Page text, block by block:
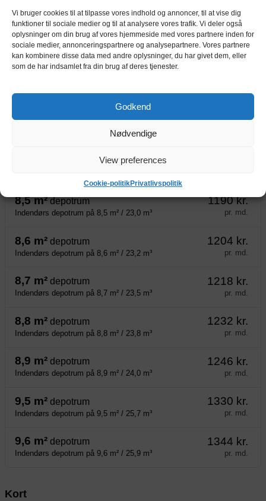
Vi bruger cookies til at tilpasse vores indhold og annoncer, til at vise dig
funktioner til sociale medier og til at analysere vores trafik. Vi deler også
oplysninger om din brug af vores hjemmeside med vores partnere inden for
sociale medier, annonceringspartnere og analysepartnere. Vores partnere
kan kombinere disse data med andre oplysninger, du har givet dem, eller
som de har indsamlet fra din brug af deres tjenester.
Godkend
Nødvendige
View preferences
Cookie-politikPrivatlivspolitik
Indendørs depotrum på 7,8 m² / 21,1 m³ pr. md.
7,9 m² depotrum
Indendørs depotrum på 7,9 m² / 21,3 m³
1106 kr.
pr. md.
Indendørs depotrum på 8,2 m² / 22,1 m³ pr. md.
8,3 m²depotrum
Indendørs depotrum på 8,3 m² / 22,4 m³
1162 kr.
8,5 m² depotrum
Indendørs depotrum på 8,5 m² / 23,0 m³
1190 kr.
pr. md.
8,6 m² depotrum
Indendørs depotrum på 8,6 m² / 23,2 m³
1204 kr.
pr. md.
8,7 m² depotrum
Indendørs depotrum på 8,7 m² / 23,5 m³
1218 kr.
pr. md.
8,8 m² depotrum
Indendørs depotrum på 8,8 m² / 23,8 m³
1232 kr.
pr. md.
8,9 m² depotrum
Indendørs depotrum på 8,9 m² / 24,0 m³
1246 kr.
pr. md.
9,5 m² depotrum
Indendørs depotrum på 9,5 m² / 25,7 m³
1330 kr.
pr. md.
9,6 m² depotrum
Indendørs depotrum på 9,6 m² / 25,9 m³
1344 kr.
pr. md.
Kort